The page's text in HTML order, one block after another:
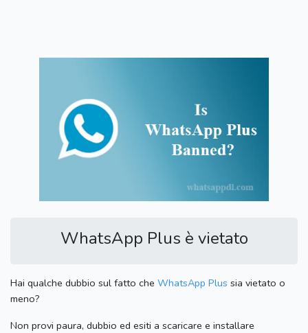
WhatsApp Plus è vietato
Hai qualche dubbio sul fatto che WhatsApp Plus sia vietato o
meno?
Non provi paura, dubbio ed esiti a scaricare e installare